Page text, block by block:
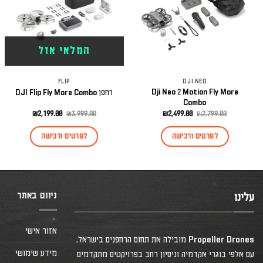
DJI NEO
Dji Neo 2 Motion Fly More
Combo
₪2,799.00
המחיר
היה:
₪2,799.00.
₪2,499.00 המחיר
הוא:
₪2,499.00.
לפרטים ורכישה
המלאי אזל
FLIP
רחפן DJI Flip Fly More Combo
₪3,999.00
המחיר
היה:
₪3,999.00.
₪2,199.00 המחיר
הוא:
₪2,199.00.
לפרטים ורכישה
עלינו
Propeller Drones מובילה את תחום הרחפנים בישראל,
עם אלפי בוגרי אקדמיה וניסיון רחב בפרויקטים מתקדמים
ניווט באתר
אזור אישי
מידע שימושי